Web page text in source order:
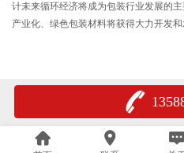
计未来循环经济将成为包装行业发展的
产业化、绿色包装材料将获得大力开发